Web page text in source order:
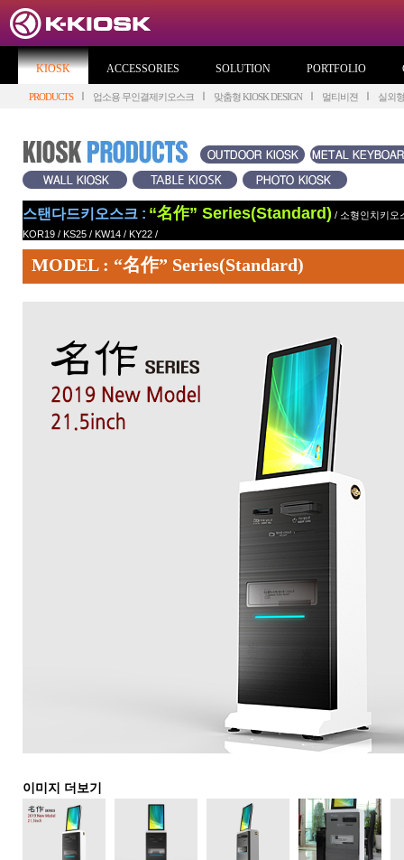
KIOSK ACCESSORIES SOLUTION PORTFOLIO
PRODUCTS 업소용 무인결제키오스크 맞춤형 KIOSK DESIGN 멀티비젼 실외
스탠다드키오스크 : “名作” Series(Standard) / 소형인치키오
KOR19 / KS25 / KW14 / KY22 /
MODEL : “名作” Series(Standard)
이미지 더보기